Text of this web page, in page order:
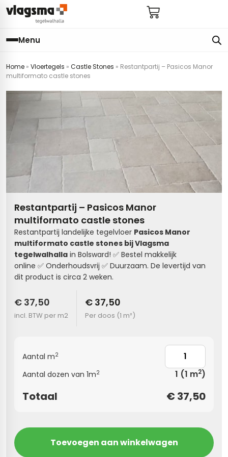
Menu
Home » Vloertegels » Castle Stones » Restantpartij – Pasicos Manor
multiformato castle stones
Restantpartij – Pasicos Manor
multiformato castle stones
Restantpartij landelijke tegelvloer Pasicos Manor
multiformato castle stones bij Vlagsma
tegelwalhalla in Bolsward! ✅ Bestel makkelijk
online ✅ Onderhoudsvrij ✅ Duurzaam. De levertijd van
dit product is circa 2 weken.
€ 37,50
incl. BTW per m2
€ 37,50
Per doos (1 m²)
Aantal m2
Aantal dozen van 1m2 1 (1 m2)
Totaal € 37,50
Toevoegen aan winkelwagen
badkamer
keuken
woonkamer
(kloostertegels)
badkamer
keuken
toilet
wandtegels
betonlook
(tot €25)